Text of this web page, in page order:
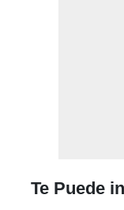
Te Puede